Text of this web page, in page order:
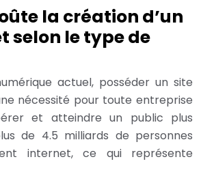
la création d’un
selon le type de
actuel, posséder un site
nécessité pour toute entreprise
et atteindre un public plus
de 4.5 milliards de personnes
internet, ce qui représente